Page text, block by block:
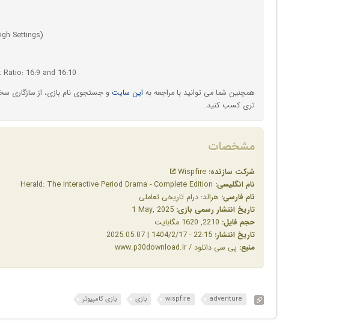
Settings)
16:9 and 16:10
همچنین شما می توانید با مراجعه به این سایت و جستجوی نام بازی، از سازگاری
تری کسب کنید.
مشخصات
شرکت سازنده:
نام انگلیسی:
نام فارسی: هرالد: درام تاریخی تعاملی
تاریخ انتشار رسمی بازی:
حجم فایل:
تاریخ انتشار:
منبع: پی سی دانلود / www.p30download.ir
adventure
wispfire بازی بازی کامپیوتر